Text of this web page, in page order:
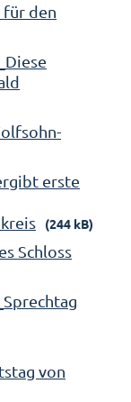
den
erste
(244 kB)
Schloss
von